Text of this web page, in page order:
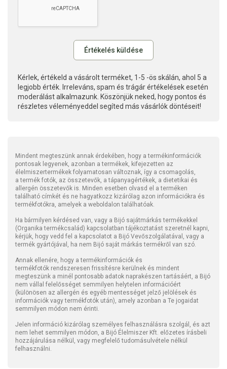
Kérlek, értékeld a vásárolt terméket, 1-5 -ös skálán, ahol 5 a
legjobb érték. Irreleváns, spam és trágár értékelések esetén
moderálást alkalmazunk. Köszönjük neked, hogy pontos és
részletes véleményeddel segíted más vásárlók döntéseit!
Mindent megteszünk annak érdekében, hogy a termékinformációk
pontosak legyenek, azonban a termékek, kifejezetten az
élelmiszertermékek folyamatosan változnak, így a csomagolás,
a termék fotók, az összetevők, a tápanyagértékek, a dietetikai és
allergén összetevők is. Minden esetben olvasd el a terméken
található címkét és ne hagyatkozz kizárólag azon információkra és
termékfotókra, amelyek a weboldalon találhatóak.
Ha bármilyen kérdésed van, vagy a Bijó sajátmárkás termékekkel
(Organika termékcsalád) kapcsolatban tájékoztatást szeretnél kapni,
kérjük, hogy vedd fel a kapcsolatot a Bijó Vevőszolgálatával, vagy a
termék gyártójával, ha nem Bijó saját márkás termékről van szó.
Annak ellenére, hogy a termékinformációk és
termékfotók rendszeresen frissítésre kerülnek és mindent
megteszünk a minél pontosabb adatok naprakészen tartásáért, a Bijó
nem vállal felelősséget semmilyen helytelen információért
(különösen az allergén és egyéb mentességet jelző jelölések és
információk vagy termékfotók után), amely azonban a Te jogaidat
semmilyen módon nem érinti.
Jelen információ kizárólag személyes felhasználásra szolgál, és azt
nem lehet semmilyen módon, a Bijó Élelmiszer Kft. előzetes írásbeli
hozzájárulása nélkül, vagy megfelelő tudomásulvétele nélkül
felhasználni.